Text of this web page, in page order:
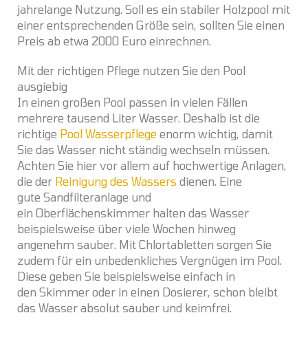
jahrelange Nutzung. Soll es ein stabiler Holzpool mit
einer entsprechenden Größe sein, sollten Sie einen
Preis ab etwa 2000 Euro einrechnen.
Mit der richtigen Pflege nutzen Sie den Pool
ausgiebig
In einen großen Pool passen in vielen Fällen
mehrere tausend Liter Wasser. Deshalb ist die
richtige Pool Wasserpflege enorm wichtig, damit
Sie das Wasser nicht ständig wechseln müssen.
Achten Sie hier vor allem auf hochwertige Anlagen,
die der Reinigung des Wassers dienen. Eine
gute Sandfilteranlage und
ein Oberflächenskimmer halten das Wasser
beispielsweise über viele Wochen hinweg
angenehm sauber. Mit Chlortabletten sorgen Sie
zudem für ein unbedenkliches Vergnügen im Pool.
Diese geben Sie beispielsweise einfach in
den Skimmer oder in einen Dosierer, schon bleibt
das Wasser absolut sauber und keimfrei.